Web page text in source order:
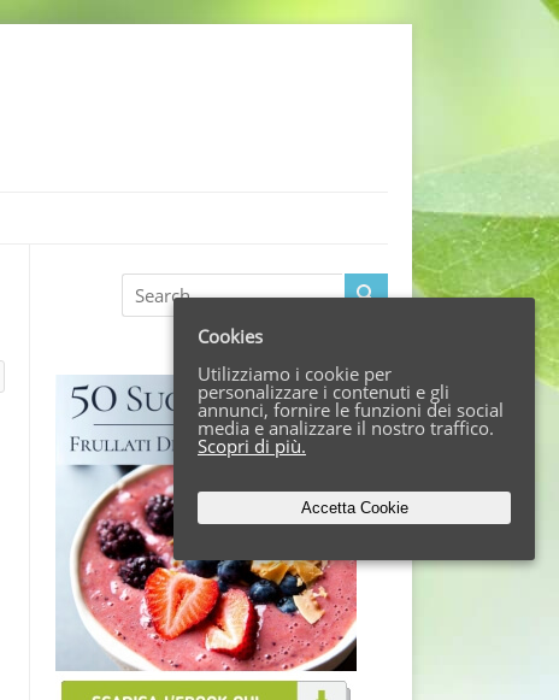
Cookies
Utilizziamo i cookie per
personalizzare i contenuti e gli
annunci, fornire le funzioni dei social
media e analizzare il nostro traffico.
Scopri di più.
Accetta Cookie